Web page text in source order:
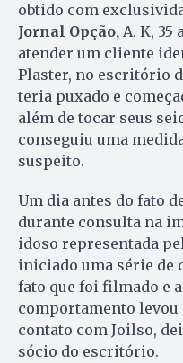
obtido com
Jornal Opção, A. K, 35
atender um cliente
Plaster, no escritório
teria puxado e
além de tocar seus
conseguiu uma
suspeito.
Um dia antes do fato
durante consulta na
idoso representada
iniciado uma série de
fato que foi filmado e
comportamento levou
contato com Joilso,
sócio do escritório.